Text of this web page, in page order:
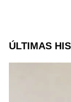
ÚLTIMAS